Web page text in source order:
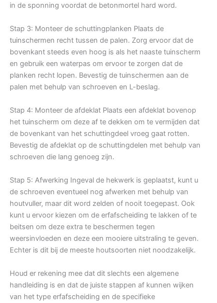
in de sponning voordat de betonmortel hard word.
Stap 3: Monteer de schuttingplanken Plaats de
tuinschermen recht tussen de palen. Zorg ervoor dat de
bovenkant steeds even hoog is als het naaste tuinscherm
en gebruik een waterpas om ervoor te zorgen dat de
planken recht lopen. Bevestig de tuinschermen aan de
palen met behulp van schroeven en L-beslag.
Stap 4: Monteer de afdeklat Plaats een afdeklat bovenop
het tuinscherm om deze af te dekken om te vermijden dat
de bovenkant van het schuttingdeel vroeg gaat rotten.
Bevestig de afdeklat op de schuttingdelen met behulp van
schroeven die lang genoeg zijn.
Stap 5: Afwerking Ingeval de hekwerk is geplaatst, kunt u
de schroeven eventueel nog afwerken met behulp van
houtvuller, maar dit word zelden of nooit toegepast. Ook
kunt u ervoor kiezen om de erfafscheiding te lakken of te
beitsen om deze extra te beschermen tegen
weersinvloeden en deze een mooiere uitstraling te geven.
Echter is dit bij de meeste houtsoorten niet noodzakelijk.
Houd er rekening mee dat dit slechts een algemene
handleiding is en dat de juiste stappen af kunnen wijken
van het type erfafscheiding en de specifieke